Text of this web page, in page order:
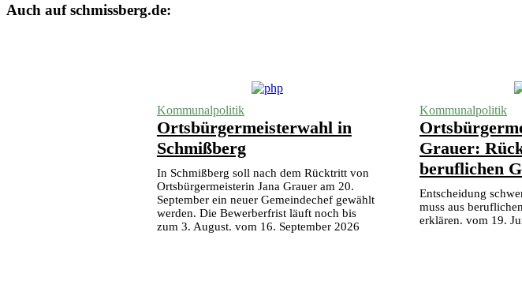
Auch auf schmissberg.de:
Kommunalpolitik
Ortsbürgermeisterwahl in
Schmißberg
In Schmißberg soll nach dem Rücktritt von
Ortsbürgermeisterin Jana Grauer am 20.
September ein neuer Gemeindechef gewählt
werden. Die Bewerberfrist läuft noch bis
zum 3. August. vom 16. September 2026
Kommunalpolitik
Grauer:
beruflichen
Entscheidung
muss aus
erklären. vom 19.